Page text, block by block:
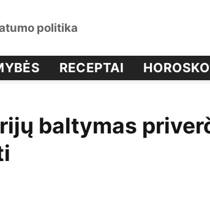
politika
RECEPTAI
baltymas